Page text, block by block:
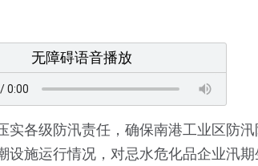
无障碍语音播放
实各级防汛责任，确保南港工业区防
施运行情况，对忌水危化品企业汛